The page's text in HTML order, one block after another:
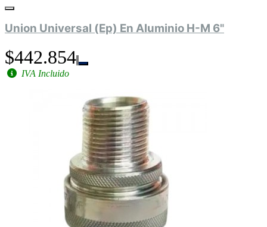
Union Universal (Ep) En Aluminio H-M 6"
$442.854
IVA Incluido